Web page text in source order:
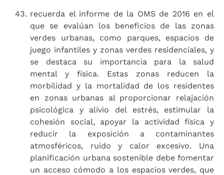
recuerda el informe de la OMS de 2016 en el
que se evalúan los beneficios de las zonas
verdes urbanas, como parques, espacios de
juego infantiles y zonas verdes residenciales, y
se destaca su importancia para la salud
mental y física. Estas zonas reducen la
morbilidad y la mortalidad de los residentes
en zonas urbanas al proporcionar relajación
psicológica y alivio del estrés, estimular la
cohesión social, apoyar la actividad física y
reducir la exposición a contaminantes
atmosféricos, ruido y calor excesivo. Una
planificación urbana sostenible debe fomentar
un acceso cómodo a los espacios verdes, que